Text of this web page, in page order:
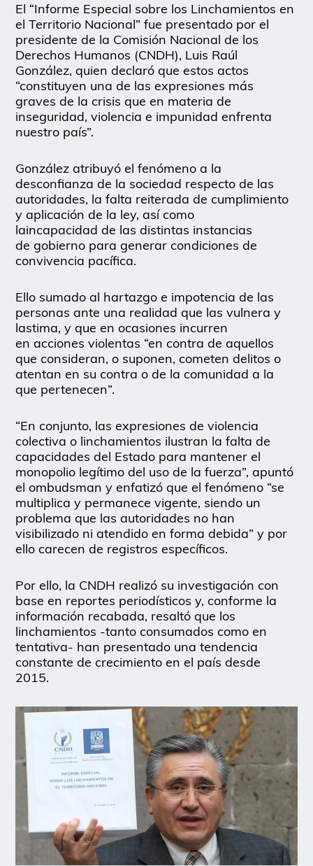
El “Informe Especial sobre los Linchamientos en
el Territorio Nacional” fue presentado por el
presidente de la Comisión Nacional de los
Derechos Humanos (CNDH), Luis Raúl
González, quien declaró que estos actos
“constituyen una de las expresiones más
graves de la crisis que en materia de
inseguridad, violencia e impunidad enfrenta
nuestro país”.
González atribuyó el fenómeno a la
desconfianza de la sociedad respecto de las
autoridades, la falta reiterada de cumplimiento
y aplicación de la ley, así como
laincapacidad de las distintas instancias
de gobierno para generar condiciones de
convivencia pacífica.
Ello sumado al hartazgo e impotencia de las
personas ante una realidad que las vulnera y
lastima, y que en ocasiones incurren
en acciones violentas “en contra de aquellos
que consideran, o suponen, cometen delitos o
atentan en su contra o de la comunidad a la
que pertenecen”.
“En conjunto, las expresiones de violencia
colectiva o linchamientos ilustran la falta de
capacidades del Estado para mantener el
monopolio legítimo del uso de la fuerza”, apuntó
el ombudsman y enfatizó que el fenómeno “se
multiplica y permanece vigente, siendo un
problema que las autoridades no han
visibilizado ni atendido en forma debida” y por
ello carecen de registros específicos.
Por ello, la CNDH realizó su investigación con
base en reportes periodísticos y, conforme la
información recabada, resaltó que los
linchamientos -tanto consumados como en
tentativa- han presentado una tendencia
constante de crecimiento en el país desde
2015.